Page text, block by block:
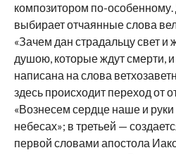
композитором по-особенному.
выбирает отчаянные слова
«Зачем дан страдальцу свет и
душою, которые ждут смерти, и
написана на слова
здесь происходит переход от
«Вознесем сердце наше и
небесах»; в третьей —
первой словами апостола